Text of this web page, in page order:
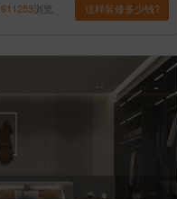
611253浏览 这样装修多少钱?